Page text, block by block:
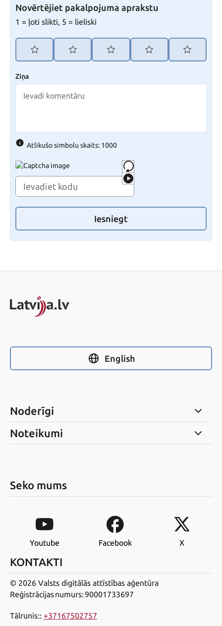
Novērtējiet pakalpojuma aprakstu
1 = ļoti slikti, 5 = lieliski
Ziņa
Atlikušo simbolu skaits: 1000
Iesniegt
English
Noderīgi
Noteikumi
Seko mums
Youtube Facebook X
KONTAKTI
© 2026 Valsts digitālās attīstības aģentūra
Reģistrācijas numurs: 90001733697
Tālrunis:: +37167502757